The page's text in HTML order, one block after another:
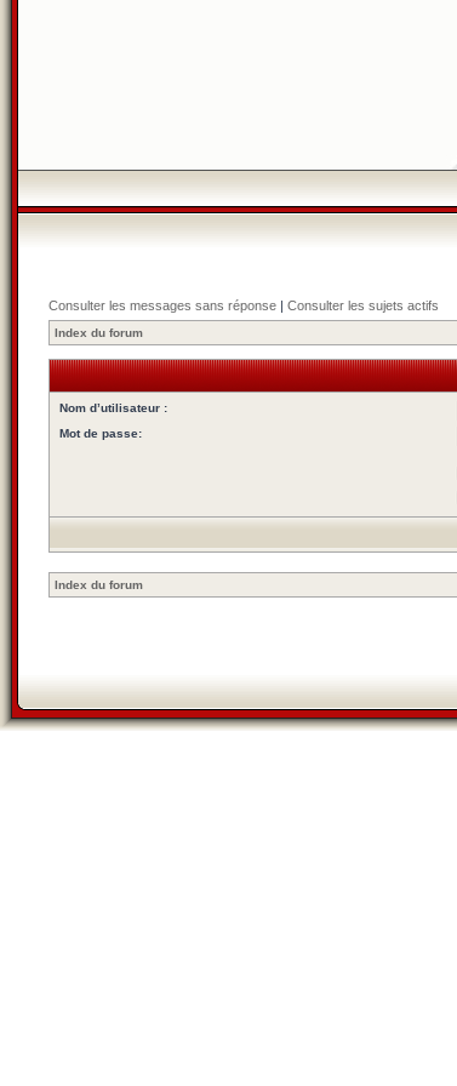
Consulter les messages sans réponse | Consulter les sujets actifs
Index du forum
Nom d’utilisateur :
Mot de passe:
Index du forum